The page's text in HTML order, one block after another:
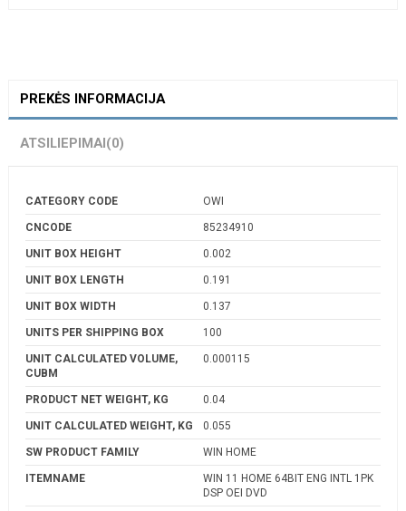
PREKĖS INFORMACIJA
ATSILIEPIMAI(0)
CATEGORY CODE OWI
CNCODE 85234910
UNIT BOX HEIGHT 0.002
UNIT BOX LENGTH 0.191
UNIT BOX WIDTH 0.137
UNITS PER SHIPPING BOX 100
UNIT CALCULATED VOLUME,
CUBM
0.000115
PRODUCT NET WEIGHT, KG 0.04
UNIT CALCULATED WEIGHT, KG 0.055
SW PRODUCT FAMILY WIN HOME
ITEMNAME
WIN 11 HOME 64BIT ENG INTL 1PK
DSP OEI DVD